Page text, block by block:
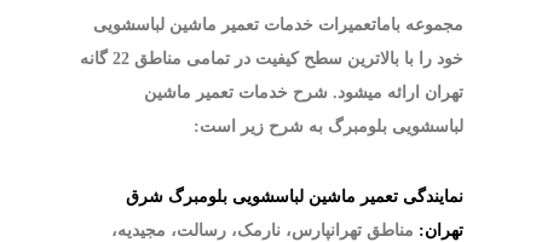
مجموعه باماتعمیرات خدمات تعمیر ماشین لباسشویی
خود را با بالاترین سطح کیفیت در تمامی مناطق 22 گانه
تهران ارائه میشود. شرح خدمات تعمیر ماشین
لباسشویی بلومبرگ به شرح زیر است:
نمایندگی تعمیر ماشین لباسشویی بلومبرگ شرق
تهران: مناطق تهرانپارس، نارمک، رسالت، مجیدیه،